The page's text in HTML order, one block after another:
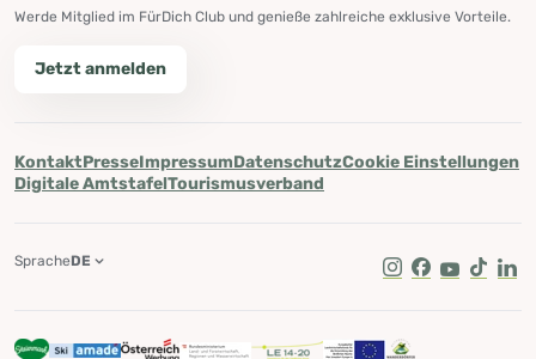
Werde Mitglied im FürDich Club und genieße zahlreiche exklusive Vorteile.
Jetzt anmelden
KontaktPresseImpressumDatenschutzCookie Einstellungen
Digitale AmtstafelTourismusverband
Instagram
Facebook
Youtube
Tik Tok
SpracheDE